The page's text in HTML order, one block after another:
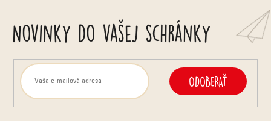
Novinky do vašej schránky
ODOBERAŤ